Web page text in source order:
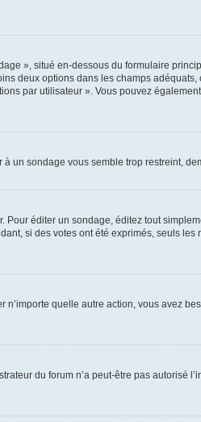
», situé en-dessous du formulaire
deux options dans les champs
par utilisateur ». Vous pouvez
un sondage vous semble trop restreint,
éditer un sondage, éditez tout
si des votes ont été exprimés, seuls
quelle autre action, vous avez
du forum n’a peut-être pas autorisé